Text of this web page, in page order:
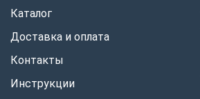
Каталог
Доставка и оплата
Контакты
Инструкции